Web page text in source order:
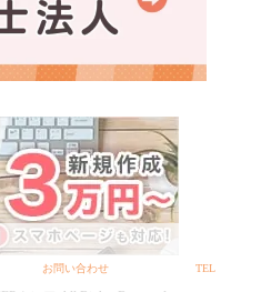
お問い合わせ TEL